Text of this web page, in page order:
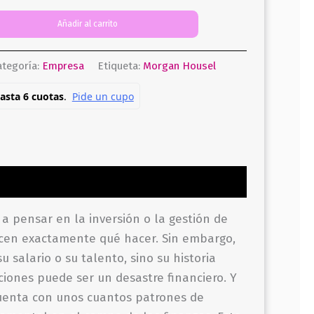
Añadir al carrito
Empresa Etiqueta: Morgan Housel
pensar en la inversión o la gestión de
exactamente qué hacer. Sin embargo,
salario o su talento, sino su historia
puede ser un desastre financiero. Y
con unos cuantos patrones de